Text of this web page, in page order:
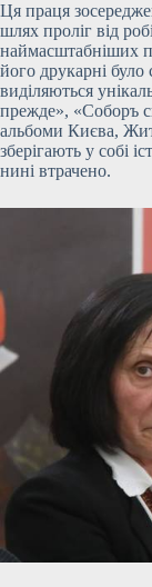
Ця праця
шлях проліг від
наймасштабніших
його друкарні
виділяються
прежде», «Соборъ
альбоми Києва,
зберігають у собі
нині втрачено.